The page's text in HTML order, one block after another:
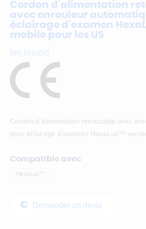
Cordon d’alimentation
avec enrouleur
éclairage d’examen
mobile pour les US
REF. EXLUS10
Cordon d’alimentation retractable avec
pour éclairage d’examen HexaLux™
Compatible avec
HexaLux™
Demander un devis